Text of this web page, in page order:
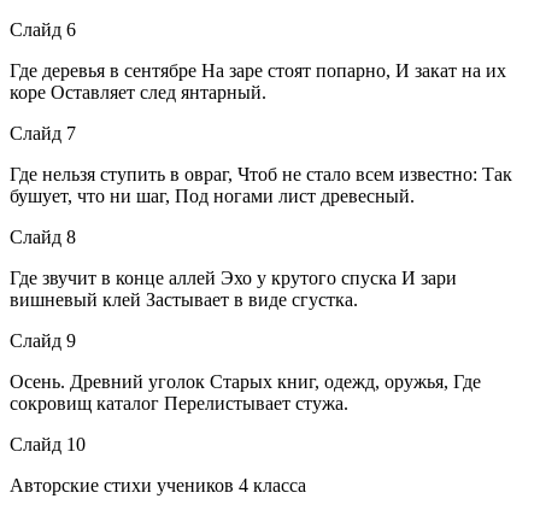
Слайд 6
Где деревья в сентябре На заре стоят попарно, И закат на их
коре Оставляет след янтарный.
Слайд 7
Где нельзя ступить в овраг, Чтоб не стало всем известно: Так
бушует, что ни шаг, Под ногами лист древесный.
Слайд 8
Где звучит в конце аллей Эхо у крутого спуска И зари
вишневый клей Застывает в виде сгустка.
Слайд 9
Осень. Древний уголок Старых книг, одежд, оружья, Где
сокровищ каталог Перелистывает стужа.
Слайд 10
Авторские стихи учеников 4 класса